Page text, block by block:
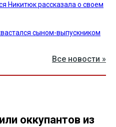
Никитюк рассказала о своем
сыном-выпускником
Все новости »
оккупантов из